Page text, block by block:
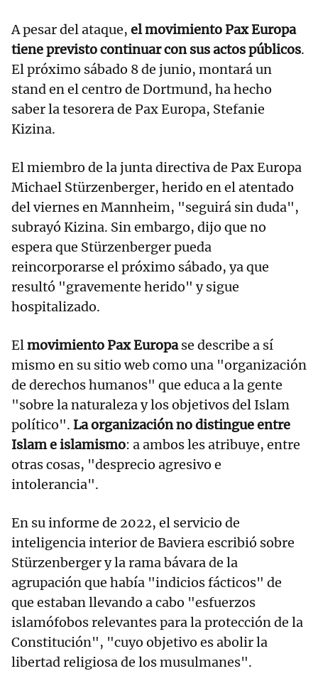
A pesar del ataque, el movimiento Pax Europa
tiene previsto continuar con sus actos públicos.
El próximo sábado 8 de junio, montará un
stand en el centro de Dortmund, ha hecho
saber la tesorera de Pax Europa, Stefanie
Kizina.
El miembro de la junta directiva de Pax Europa
Michael Stürzenberger, herido en el atentado
del viernes en Mannheim, "seguirá sin duda",
subrayó Kizina. Sin embargo, dijo que no
espera que Stürzenberger pueda
reincorporarse el próximo sábado, ya que
resultó "gravemente herido" y sigue
hospitalizado.
Elmovimiento Pax Europase describe a sí
mismo en su sitio web como una "organización
de derechos humanos" que educa a la gente
"sobre la naturaleza y los objetivos del Islam
político". La organización no distingue entre
Islam e islamismo: a ambos les atribuye, entre
otras cosas, "desprecio agresivo e
intolerancia".
En su informe de 2022, el servicio de
inteligencia interior de Baviera escribió sobre
Stürzenberger y la rama bávara de la
agrupación que había "indicios fácticos" de
que estaban llevando a cabo "esfuerzos
islamófobos relevantes para la protección de la
Constitución", "cuyo objetivo es abolir la
libertad religiosa de los musulmanes".